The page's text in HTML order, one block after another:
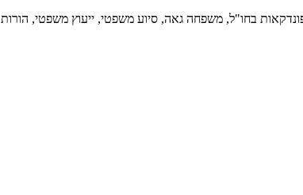
פונדקאות בחו"ל, משפחה גאה, סיוע משפטי, ייעוץ משפטי, הורות